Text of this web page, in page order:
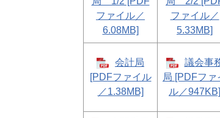
ファイル／
6.08MB]
ファイル／
5.33MB]
会計局
[PDFファイル
／1.38MB]
議会事
局 [PDFファ
ル／947KB]